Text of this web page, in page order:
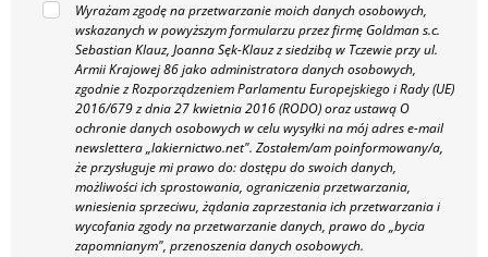
Wyrażam zgodę na przetwarzanie moich danych osobowych,
wskazanych w powyższym formularzu przez firmę Goldman s.c.
Sebastian Klauz, Joanna Sęk-Klauz z siedzibą w Tczewie przy ul.
Armii Krajowej 86 jako administratora danych osobowych,
zgodnie z Rozporządzeniem Parlamentu Europejskiego i Rady (UE)
2016/679 z dnia 27 kwietnia 2016 (RODO) oraz ustawą O
ochronie danych osobowych w celu wysyłki na mój adres e-mail
newslettera „lakiernictwo.net". Zostałem/am poinformowany/a,
że przysługuje mi prawo do: dostępu do swoich danych,
możliwości ich sprostowania, ograniczenia przetwarzania,
wniesienia sprzeciwu, żądania zaprzestania ich przetwarzania i
wycofania zgody na przetwarzanie danych, prawo do „bycia
zapomnianym", przenoszenia danych osobowych.